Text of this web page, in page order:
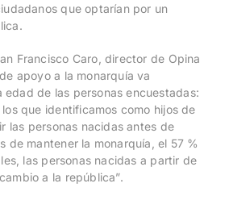
que optarían por un
Francisco Caro, director de Opina
apoyo a la monarquía va
edad de las personas encuestadas:
que identificamos como hijos de
las personas nacidas antes de
de mantener la monarquía, el 57 %
las personas nacidas a partir de
a la república”.